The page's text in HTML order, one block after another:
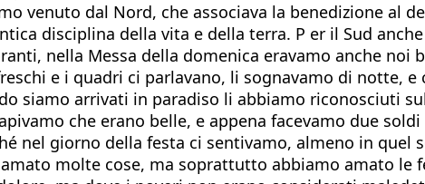
venuto dal Nord, che associava la benedizione al
disciplina della vita e della terra. P er il Sud
nella Messa della domenica eravamo anche noi
e i quadri ci parlavano, li sognavamo di notte,
siamo arrivati in paradiso li abbiamo riconosciuti
che erano belle, e appena facevamo due
nel giorno della festa ci sentivamo, almeno in
molte cose, ma soprattutto abbiamo amato le